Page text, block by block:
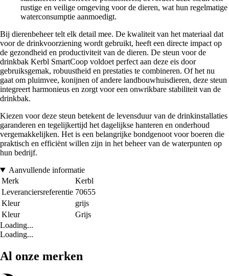
rustige en veilige omgeving voor de dieren, wat hun regelmatige
waterconsumptie aanmoedigt.
Bij dierenbeheer telt elk detail mee. De kwaliteit van het materiaal dat
voor de drinkvoorziening wordt gebruikt, heeft een directe impact op
de gezondheid en productiviteit van de dieren. De steun voor de
drinkbak Kerbl SmartCoop voldoet perfect aan deze eis door
gebruiksgemak, robuustheid en prestaties te combineren. Of het nu
gaat om pluimvee, konijnen of andere landbouwhuisdieren, deze steun
integreert harmonieus en zorgt voor een onwrikbare stabiliteit van de
drinkbak.
Kiezen voor deze steun betekent de levensduur van de drinkinstallaties
garanderen en tegelijkertijd het dagelijkse hanteren en onderhoud
vergemakkelijken. Het is een belangrijke bondgenoot voor boeren die
praktisch en efficiënt willen zijn in het beheer van de waterpunten op
hun bedrijf.
Aanvullende informatie
Merk
Kerbl
Leveranciersreferentie 70655
Kleur
grijs
Kleur
Grijs
Loading...
Loading...
Al onze merken